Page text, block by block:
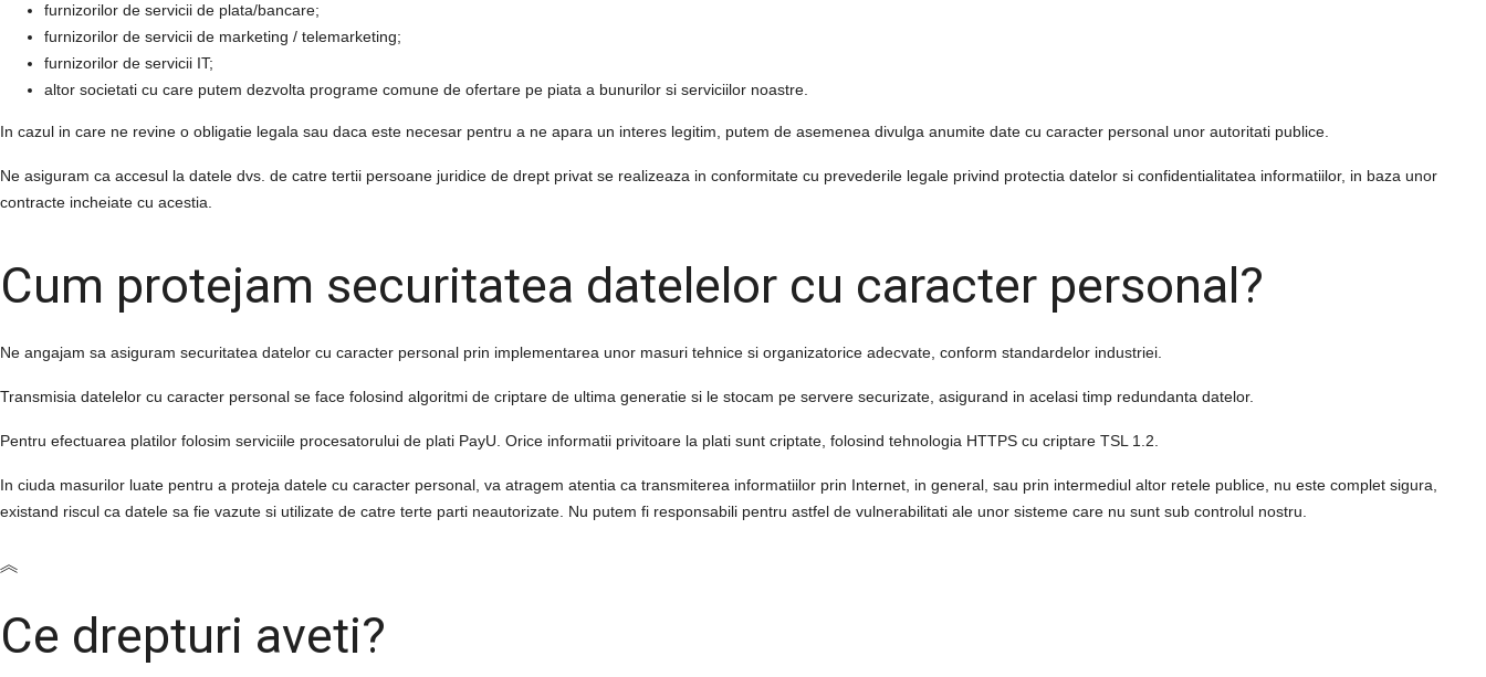
furnizorilor de servicii de plata/bancare;
furnizorilor de servicii de marketing / telemarketing;
furnizorilor de servicii IT;
altor societati cu care putem dezvolta programe comune de ofertare pe piata a bunurilor si serviciilor noastre.
In cazul in care ne revine o obligatie legala sau daca este necesar pentru a ne apara un interes legitim, putem de asemenea divulga anumite date cu caracter personal unor autoritati publice.
Ne asiguram ca accesul la datele dvs. de catre tertii persoane juridice de drept privat se realizeaza in conformitate cu prevederile legale privind protectia datelor si confidentialitatea informatiilor, in baza unor
contracte incheiate cu acestia.
Cum protejam securitatea datelelor cu caracter personal?
Ne angajam sa asiguram securitatea datelor cu caracter personal prin implementarea unor masuri tehnice si organizatorice adecvate, conform standardelor industriei.
Transmisia datelelor cu caracter personal se face folosind algoritmi de criptare de ultima generatie si le stocam pe servere securizate, asigurand in acelasi timp redundanta datelor.
Pentru efectuarea platilor folosim serviciile procesatorului de plati PayU. Orice informatii privitoare la plati sunt criptate, folosind tehnologia HTTPS cu criptare TSL 1.2.
In ciuda masurilor luate pentru a proteja datele cu caracter personal , va atragem atentia ca transmiterea informatiilor prin Internet, in general, sau prin intermediul altor retele publice, nu este complet sigura,
existand riscul ca datele sa fie vazute si utilizate de catre terte parti neautorizate. Nu putem fi responsabili pentru astfel de vulnerabilitati ale unor sisteme care nu sunt sub controlul nostru.
Ce drepturi aveti?